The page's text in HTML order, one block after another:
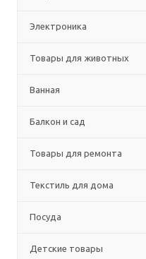
Электроника
Товары для животных
Ванная
Балкон и сад
Товары для ремонта
Текстиль для дома
Посуда
Детские товары